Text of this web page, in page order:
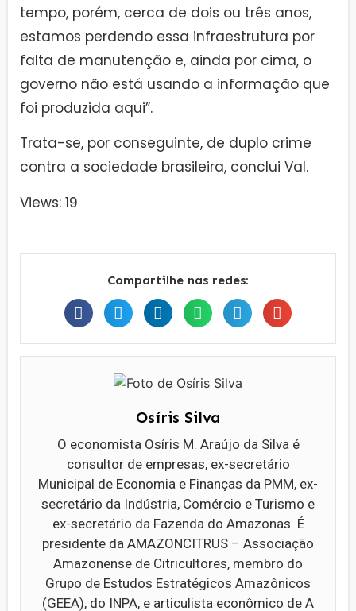
tempo, porém, cerca de dois ou três anos,
estamos perdendo essa infraestrutura por
falta de manutenção e, ainda por cima, o
governo não está usando a informação que
foi produzida aqui”.
Trata-se, por conseguinte, de duplo crime
contra a sociedade brasileira, conclui Val.
Views: 19
Compartilhe nas redes:
Osíris Silva
O economista Osíris M. Araújo da Silva é
consultor de empresas, ex-secretário
Municipal de Economia e Finanças da PMM, ex-
secretário da Indústria, Comércio e Turismo e
ex-secretário da Fazenda do Amazonas. É
presidente da AMAZONCITRUS – Associação
Amazonense de Citricultores, membro do
Grupo de Estudos Estratégicos Amazônicos
(GEEA), do INPA, e articulista econômico de A